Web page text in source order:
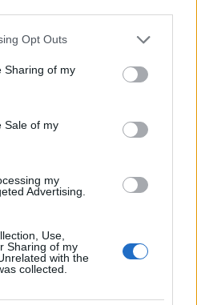
app uses one or more Google
behaviour. You may click to
and its third-party tags to
purposes in below Google
Opt Outs
Sharing of my
Sale of my
my
Advertising.
Use,
Sharing of my
with the
collected.
Jehova Tanúi javára
2018. május 31-én
hogy a kiközösítéssel
annak, hogy Jehova
is érvényesültek
scc-
segíteni: Köszönöm! :)